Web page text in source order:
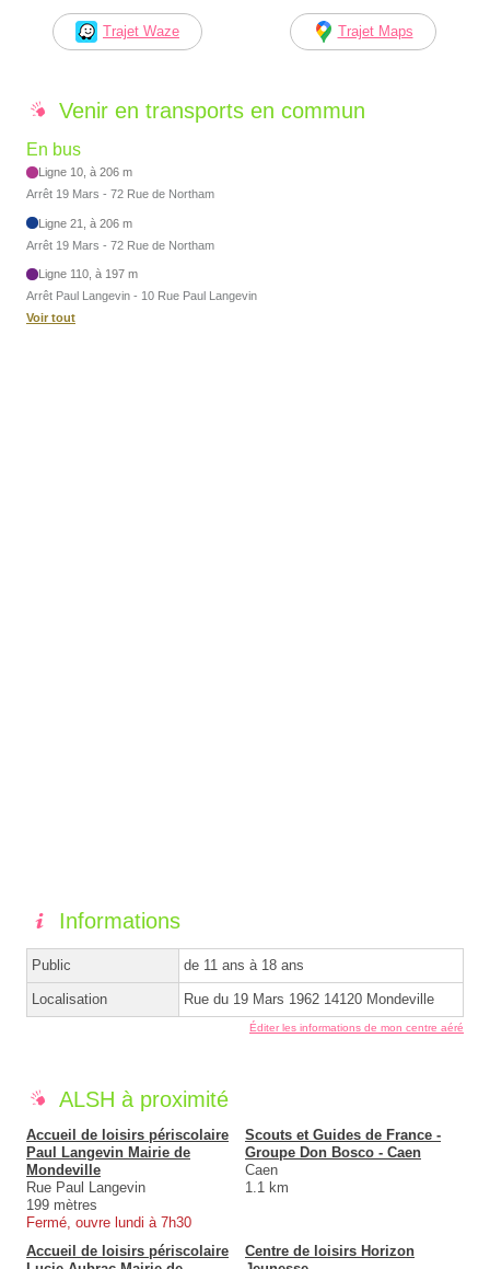
Trajet Waze Trajet Maps
Venir en transports en commun
En bus
Ligne 10, à 206 m
Arrêt 19 Mars - 72 Rue de Northam
Ligne 21, à 206 m
Arrêt 19 Mars - 72 Rue de Northam
Ligne 110, à 197 m
Arrêt Paul Langevin - 10 Rue Paul Langevin
Voir tout
Informations
Public de 11 ans à 18 ans
Localisation Rue du 19 Mars 1962 14120 Mondeville
Éditer les informations de mon centre aéré
ALSH à proximité
Accueil de loisirs périscolaire
Paul Langevin Mairie de
Mondeville
Rue Paul Langevin
199 mètres
Fermé, ouvre lundi à 7h30
Scouts et Guides de France -
Groupe Don Bosco - Caen
Caen
1.1 km
Accueil de loisirs périscolaire
Centre de loisirs Horizon